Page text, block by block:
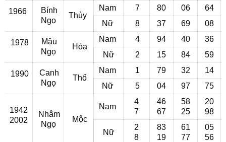
1966
Bính
Ngọ
Thủy
Nam 7 80 06
64
Nữ
8 37 69 08
1978
Mậu
Ngọ
Hỏa
Nam 4 94 40
36
Nữ
2 15 84 59
1990
Canh
Ngọ
Thổ
Nam 1 79 32
14
Nữ
5 04 97 75
1942
2002
Nhâm
Ngọ
Mộc
Nam
4
7
46
67
58
25
20
98
Nữ
2
8
83
19
61
77
05
56